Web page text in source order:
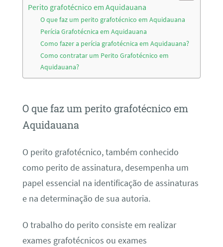
Perito grafotécnico em Aquidauana
O que faz um perito grafotécnico em Aquidauana
Perícia Grafotécnica em Aquidauana
Como fazer a perícia grafotécnica em Aquidauana?
Como contratar um Perito Grafotécnico em
Aquidauana?
O que faz um perito grafotécnico em
Aquidauana
O perito grafotécnico, também conhecido
como perito de assinatura, desempenha um
papel essencial na identificação de assinaturas
e na determinação de sua autoria.
O trabalho do perito consiste em realizar
exames grafotécnicos ou exames